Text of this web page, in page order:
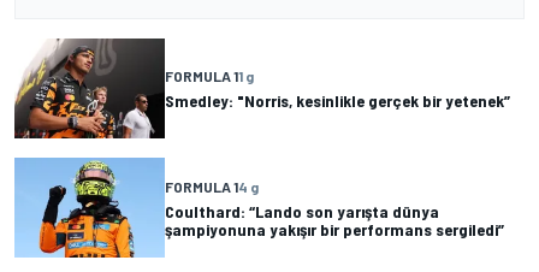
FORMULA 11 g
Smedley: "Norris, kesinlikle gerçek bir yetenek”
FORMULA 14 g
Coulthard: “Lando son yarışta dünya
şampiyonuna yakışır bir performans sergiledi”